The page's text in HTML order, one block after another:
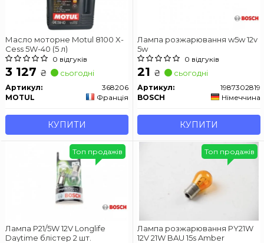
Масло моторне Motul 8100 X-
Cess 5W-40 (5 л)
0 відгуків
3 127 ₴ сьогодні
Артикул:
368206
MOTUL
Франція
КУПИТИ
Лампа розжарювання w5w 12v
5w
0 відгуків
21 ₴ сьогодні
Артикул:
1987302819
BOSCH
Німеччина
КУПИТИ
Лампа P21/5W 12V Longlife
Daytime блістер 2 шт.
Топ продажів
Лампа розжарювання PY21W
12V 21W BAU 15s Amber
Топ продажів